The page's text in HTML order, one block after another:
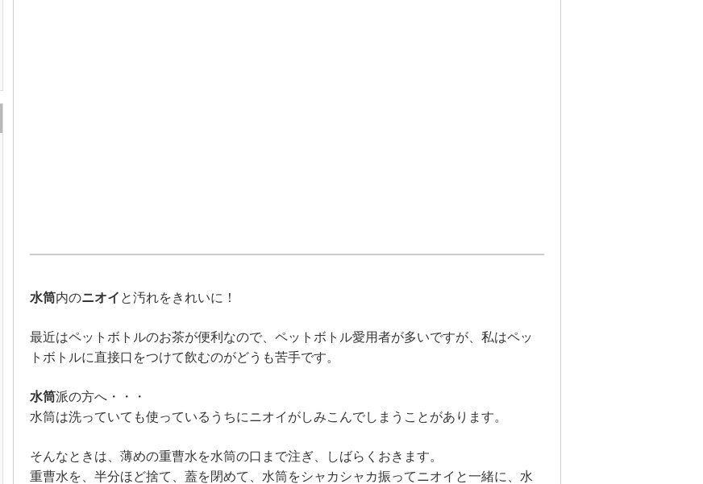
水筒内のニオイ と汚れをきれいに！
最近はペットボトルのお茶が便利なので、ペットボトル愛用者が多いですが、私はペッ
トボトルに直接口をつけて飲むのがどうも苦手です。
水筒派の方へ・・・
水筒は洗っていても使っているうちにニオイがしみこんでしまうことがあります。
そんなときは、薄めの重曹水を水筒の口まで注ぎ、しばらくおきます。
重曹水を、半分ほど捨て、蓋を閉めて、水筒をシャカシャカ振ってニオイと一緒に、水